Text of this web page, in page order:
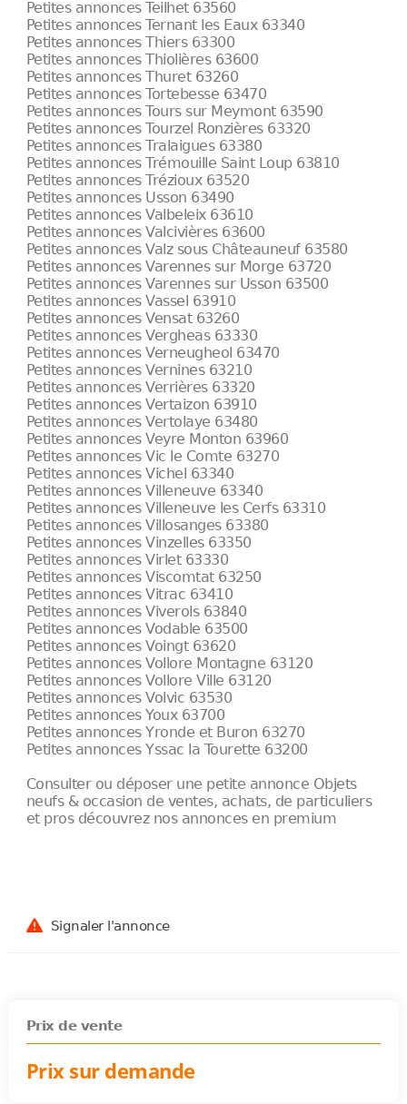
Petites annonces Teilhet 63560
Petites annonces Ternant les Eaux 63340
Petites annonces Thiers 63300
Petites annonces Thiolières 63600
Petites annonces Thuret 63260
Petites annonces Tortebesse 63470
Petites annonces Tours sur Meymont 63590
Petites annonces Tourzel Ronzières 63320
Petites annonces Tralaigues 63380
Petites annonces Trémouille Saint Loup 63810
Petites annonces Trézioux 63520
Petites annonces Usson 63490
Petites annonces Valbeleix 63610
Petites annonces Valcivières 63600
Petites annonces Valz sous Châteauneuf 63580
Petites annonces Varennes sur Morge 63720
Petites annonces Varennes sur Usson 63500
Petites annonces Vassel 63910
Petites annonces Vensat 63260
Petites annonces Vergheas 63330
Petites annonces Verneugheol 63470
Petites annonces Vernines 63210
Petites annonces Verrières 63320
Petites annonces Vertaizon 63910
Petites annonces Vertolaye 63480
Petites annonces Veyre Monton 63960
Petites annonces Vic le Comte 63270
Petites annonces Vichel 63340
Petites annonces Villeneuve 63340
Petites annonces Villeneuve les Cerfs 63310
Petites annonces Villosanges 63380
Petites annonces Vinzelles 63350
Petites annonces Virlet 63330
Petites annonces Viscomtat 63250
Petites annonces Vitrac 63410
Petites annonces Viverols 63840
Petites annonces Vodable 63500
Petites annonces Voingt 63620
Petites annonces Vollore Montagne 63120
Petites annonces Vollore Ville 63120
Petites annonces Volvic 63530
Petites annonces Youx 63700
Petites annonces Yronde et Buron 63270
Petites annonces Yssac la Tourette 63200
Consulter ou déposer une petite annonce Objets
neufs & occasion de ventes, achats, de particuliers
et pros découvrez nos annonces en premium
Signaler l'annonce
Prix de vente
Prix sur demande